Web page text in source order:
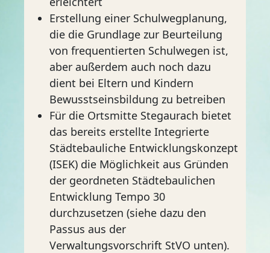
Erstellung einer Schulwegplanung,
die die Grundlage zur Beurteilung
von frequentierten Schulwegen ist,
aber außerdem auch noch dazu
dient bei Eltern und Kindern
Bewusstseinsbildung zu betreiben
Für die Ortsmitte Stegaurach bietet
das bereits erstellte Integrierte
Städtebauliche Entwicklungskonzept
(ISEK) die Möglichkeit aus Gründen
der geordneten Städtebaulichen
Entwicklung Tempo 30
durchzusetzen (siehe dazu den
Passus aus der
Verwaltungsvorschrift StVO unten).